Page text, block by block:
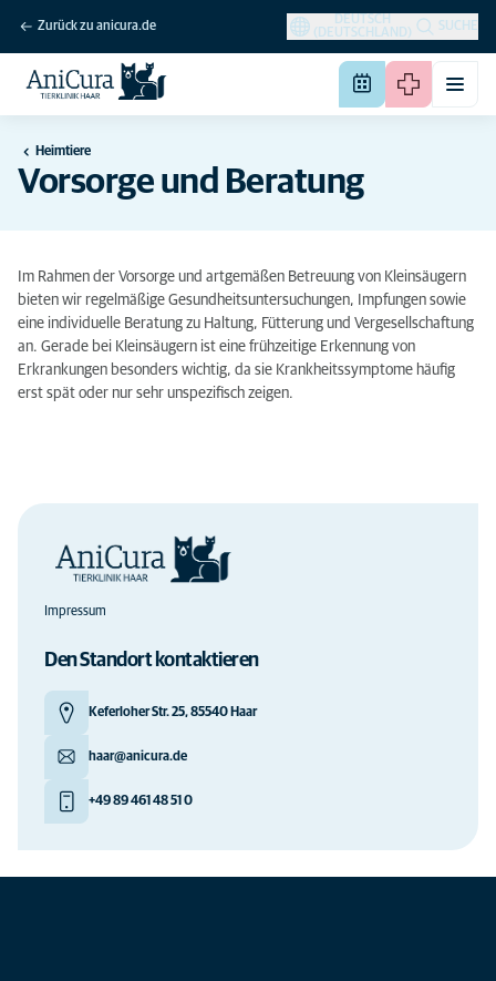
Zurück zu anicura.de
DEUTSCH
(DEUTSCHLAND)
SUCHE
Heimtiere
Vorsorge und Beratung
Im Rahmen der Vorsorge und artgemäßen Betreuung von Kleinsäugern
bieten wir regelmäßige Gesundheitsuntersuchungen, Impfungen sowie
eine individuelle Beratung zu Haltung, Fütterung und Vergesellschaftung
an. Gerade bei Kleinsäugern ist eine frühzeitige Erkennung von
Erkrankungen besonders wichtig, da sie Krankheitssymptome häufig
erst spät oder nur sehr unspezifisch zeigen.
Impressum
Den Standort kontaktieren
Keferloher Str. 25, 85540 Haar
haar@anicura.de
+49 89 461 48 51 0